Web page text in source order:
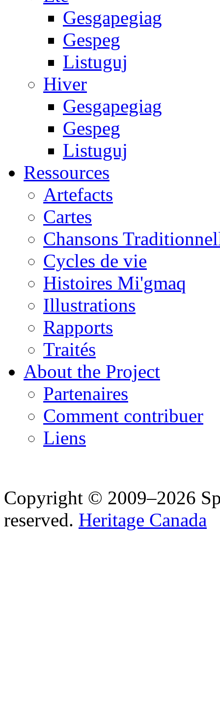
Gesgapegiag
Gespeg
Listuguj
Hiver
Gesgapegiag
Gespeg
Listuguj
Ressources
Artefacts
Cartes
Chansons
Cycles de vie
Histoires Mi'gmaq
Illustrations
Rapports
Traités
About the Project
Partenaires
Comment contribuer
Liens
Copyright © 2009–2026
reserved. Heritage Canada